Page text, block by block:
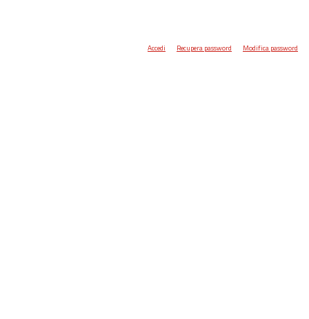
Accedi Recupera password Modifica password